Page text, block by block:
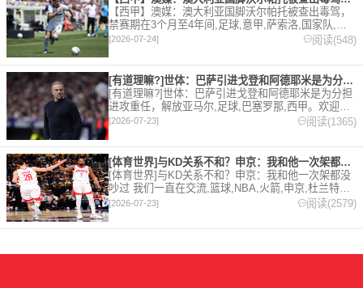
【西甲】澳媒：澳大利亚国脚沃尔帕托被查出毒驾，
禁赛期在3个月至4年间,足球,意甲,萨索洛,国家队,澳
大利亚,英超,西甲,德甲,法甲,五洲。欢迎收藏本站，
[2026-07-24] 阅读(548)
[有道理嘛?]世体：巴萨引进戈登和阿德耶米是为分担进攻重任，
[有道理嘛?]世体：巴萨引进戈登和阿德耶米是为分担
进攻重任，解放亚马尔,足球,巴塞罗那,西甲。欢迎收
藏本站，24小时为你更新最新的足球，篮球体育资
[2026-07-23] 阅读(1365)
[体育世界]与KD关系不和？申京：我和他一次架都没吵过 我们
[体育世界]与KD关系不和？申京：我和他一次架都没
吵过 我们一直在交流,篮球,NBA,火箭,申京,杜兰特。
欢迎收藏本站，24小时为你更新最新的足球，篮球体
育资讯。
[2026-07-23] 阅读(2579)